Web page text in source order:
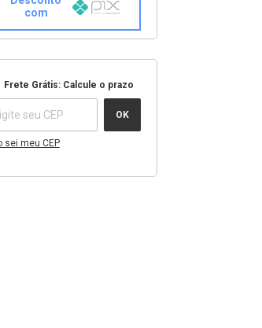
com
para o CEP:
ALTERAR
Frete Grátis: Calcule o prazo
OK
sei meu CEP